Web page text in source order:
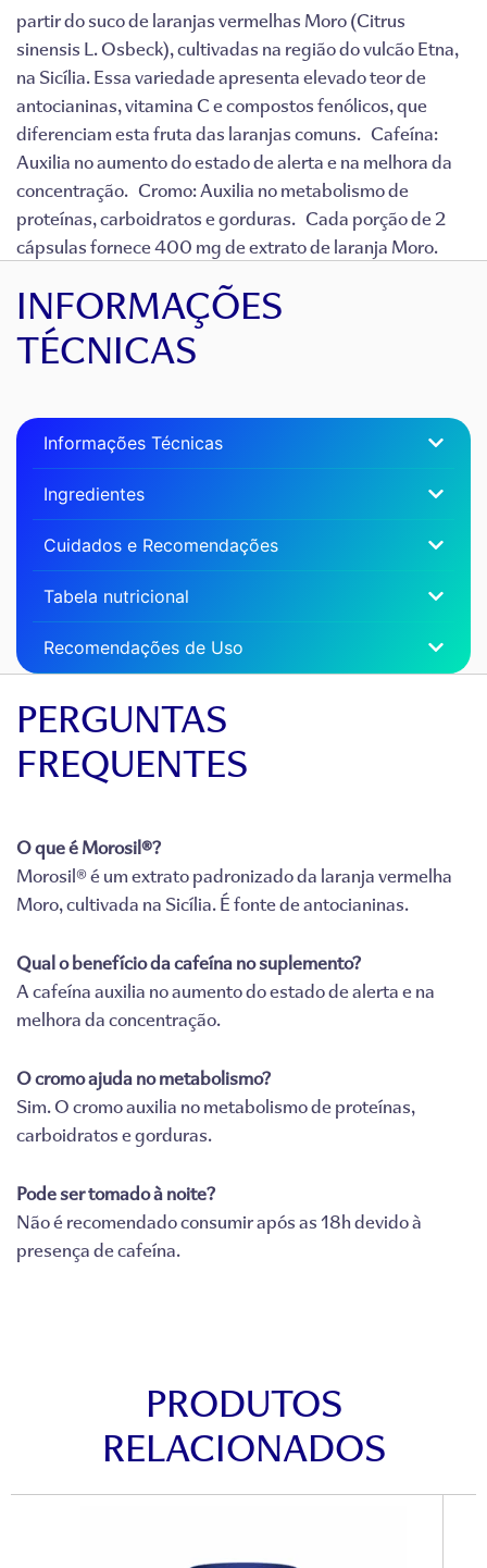
partir do suco de laranjas vermelhas Moro (Citrus
sinensis L. Osbeck), cultivadas na região do vulcão Etna,
na Sicília. Essa variedade apresenta elevado teor de
antocianinas, vitamina C e compostos fenólicos, que
diferenciam esta fruta das laranjas comuns. Cafeína:
Auxilia no aumento do estado de alerta e na melhora da
concentração. Cromo: Auxilia no metabolismo de
proteínas, carboidratos e gorduras. Cada porção de 2
cápsulas fornece 400 mg de extrato de laranja Moro.
INFORMAÇÕES
TÉCNICAS
Informações Técnicas
Ingredientes
Cuidados e Recomendações
Tabela nutricional
Recomendações de Uso
PERGUNTAS
FREQUENTES
O que é Morosil®?
Morosil® é um extrato padronizado da laranja vermelha
Moro, cultivada na Sicília. É fonte de antocianinas.
Qual o benefício da cafeína no suplemento?
A cafeína auxilia no aumento do estado de alerta e na
melhora da concentração.
O cromo ajuda no metabolismo?
Sim. O cromo auxilia no metabolismo de proteínas,
carboidratos e gorduras.
Pode ser tomado à noite?
Não é recomendado consumir após as 18h devido à
presença de cafeína.
PRODUTOS
RELACIONADOS